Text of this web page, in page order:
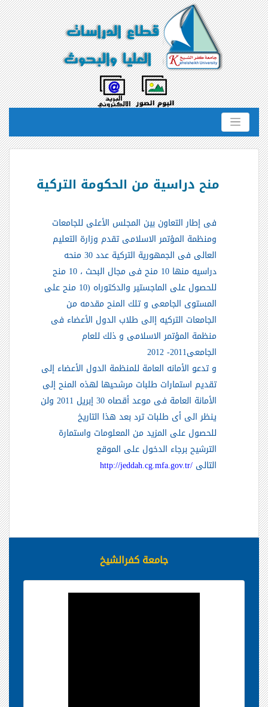
منح دراسية من الحكومة التركية
فى إطار التعاون بين المجلس الأعلى للجامعات
ومنظمة المؤتمر الاسلامى تقدم وزارة التعليم
العالى فى الجمهورية التركية
عدد 30 منحه
دراسيه منها 10 منح فى مجال البحث ، 10 منح
للحصول على الماجستير والدكتوراه (10 منح على
المستوى الجامعى و تلك المنح مقدمه من
الجامعات التركيه إالى طلاب الدول الأعضاء فى
منظمة المؤتمر الاسلامى و ذلك للعام
الجامعى2011- 2012
و تدعو الأمانه العامة للمنظمة الدول الأعضاء إلى
تقديم استمارات طلبات مرشحيها لهذه المنح إلى
الأمانة العامة فى موعد أقصاه 30 إبريل 2011
ولن
ينظر الى أى طلبات ترد بعد هذا التاريخ
للحصول على المزيد من المعلومات واستمارة
الترشيح برجاء الدخول على الموقع
التالى http://jeddah.cg.mfa.gov.tr/
جامعة كفرالشيخ